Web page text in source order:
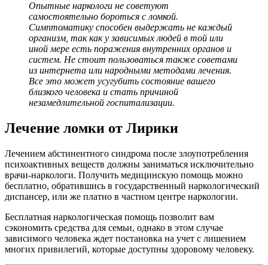
Опытные наркологи не советуют
самостоятельно бороться с ломкой.
Симптоматику способен выдержать не каждый
организм, так как у зависимых людей в той или
иной мере есть поражения внутренних органов и
систем. Не стоит пользоваться также советами
из интернета или народными методами лечения.
Все это может усугубить состояние вашего
близкого человека и стать причиной
незамедлительной госпитализации.
Лечение ломки от Лирики
Лечением абстинентного синдрома после злоупотребления
психоактивных веществ должны заниматься исключительно
врачи-наркологи. Получить медицинскую помощь можно
бесплатно, обратившись в государственный наркологический
диспансер, или же платно в частном центре наркологии.
Бесплатная наркологическая помощь позволит вам
сэкономить средства для семьи, однако в этом случае
зависимого человека ждет постановка на учет с лишением
многих привилегий, которые доступны здоровому человеку.